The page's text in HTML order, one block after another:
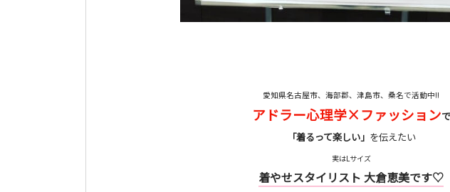
愛知県名古屋市、海部郡、津島市、桑名で活動中!!
アドラー心理学×ファッションで
「着るって楽しい」 を伝えたい
実はLサイズ
着やせスタイリスト 大倉恵美です♡